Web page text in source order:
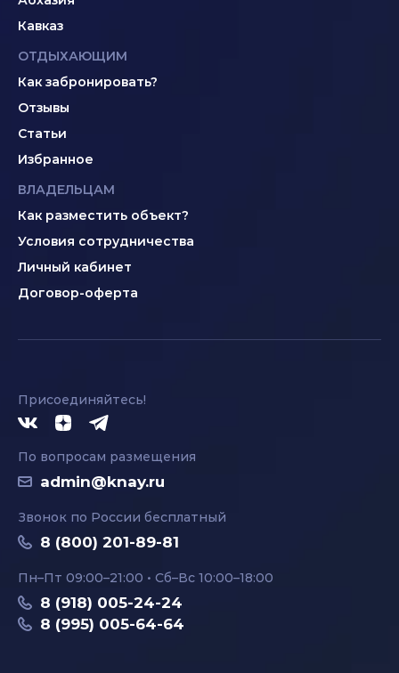
Кавказ
ОТДЫХАЮЩИМ
Как забронировать?
Отзывы
Статьи
Избранное
ВЛАДЕЛЬЦАМ
Как разместить объект?
Условия сотрудничества
Личный кабинет
Договор-оферта
Присоединяйтесь!
По вопросам размещения
admin@knay.ru
Звонок по России бесплатный
8 (800) 201-89-81
Пн–Пт 09:00–21:00 • Сб–Вс 10:00–18:00
8 (918) 005-24-24
8 (995) 005-64-64